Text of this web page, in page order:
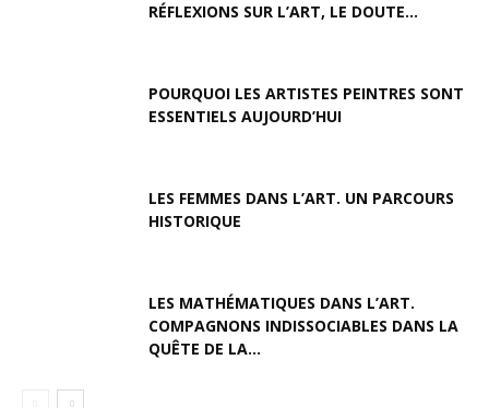
RÉFLEXIONS SUR L’ART, LE DOUTE...
POURQUOI LES ARTISTES PEINTRES SONT
ESSENTIELS AUJOURD’HUI
LES FEMMES DANS L’ART. UN PARCOURS
HISTORIQUE
LES MATHÉMATIQUES DANS L’ART.
COMPAGNONS INDISSOCIABLES DANS LA
QUÊTE DE LA...